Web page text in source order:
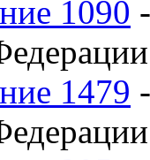
1090
1479